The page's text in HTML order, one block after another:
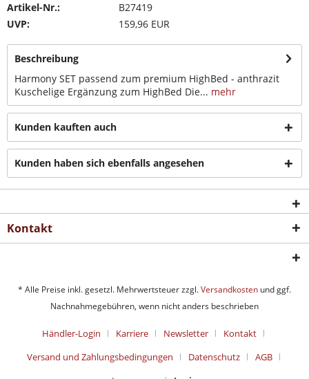
Artikel-Nr.:
B27419
UVP:
159,96 EUR
Beschreibung
Harmony SET passend zum premium HighBed - anthrazit
Kuschelige Ergänzung zum HighBed Die... mehr
Kunden kauften auch
Kunden haben sich ebenfalls angesehen
Kontakt
* Alle Preise inkl. gesetzl. Mehrwertsteuer zzgl.Versandkosten und ggf.
Nachnahmegebühren, wenn nicht anders beschrieben
Händler-Login Karriere Newsletter
Kontakt
Versand und Zahlungsbedingungen
Datenschutz
AGB